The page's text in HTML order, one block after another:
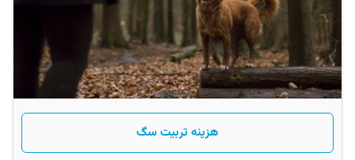
هزینه تربیت سگ